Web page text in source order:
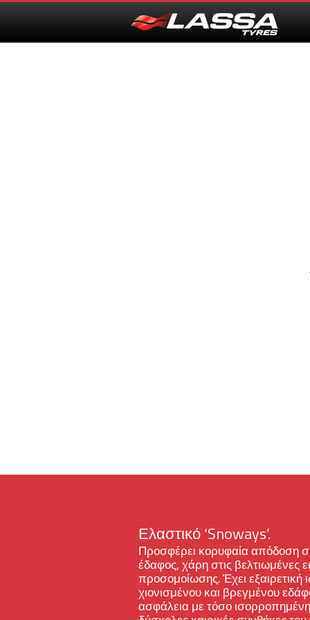
ΑΡΧΙΚΗ→Η ΕΤΑΙΡΙΑ→ΓΙΑΤΙ LASSA
Ελαστικό ‘Snoways’.
Προσφέρει κορυφαία απόδοση
έδαφος, χάρη στις βελτιωμένες
προσομοίωσης. Έχει
χιονισμένου και βρεγμένου
ασφάλεια με τόσο